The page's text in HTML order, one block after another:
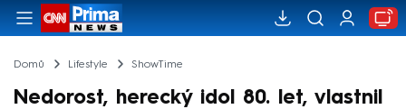
Domů Lifestyle ShowTime
Nedorost, herecký idol 80. let, vlastnil